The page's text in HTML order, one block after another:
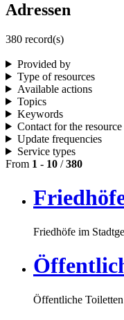
Adressen
380 record(s)
Provided by
Type of resources
Available actions
Topics
Keywords
Contact for the resource
Update frequencies
Service types
From 1 - 10 /380
Friedhöfe im
Öffentliche